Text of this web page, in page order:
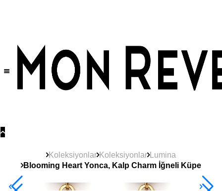
Koleksiyonlar Koleksiyonlar Lumina
Blooming Heart Yonca, Kalp Charm İğneli Küpe